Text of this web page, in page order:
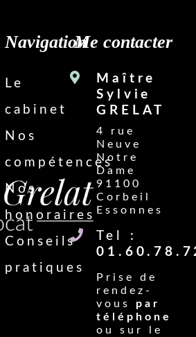
Navigation
Le
cabinet
Nos
compétences
Nos
honoraires
Conseils
pratiques
Me contacter
Maître
Sylvie
GRELAT
4 rue
Neuve
Notre
Dame
91100
Corbeil
Essonnes
Tel :
Prise de
rendez-
vous par
téléphone
ou sur le